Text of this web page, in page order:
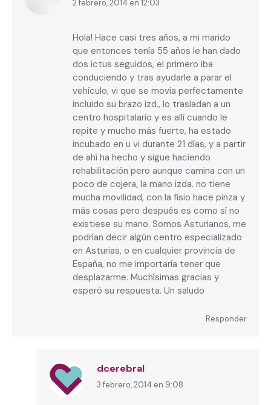
dice:
2 febrero, 2014 en 12:03
Hola! Hace casi tres años, a mi marido
que entonces tenía 55 años le han dado
dos ictus seguidos, el primero iba
conduciendo y tras ayudarle a parar el
vehículo, vi que se movía perfectamente
incluido su brazo izd., lo trasladan a un
centro hospitalario y es allí cuando le
repite y mucho más fuerte, ha estado
incubado en u vi durante 21 días, y a partir
de ahí ha hecho y sigue haciendo
rehabilitación pero aunque camina con un
poco de cojera, la mano izda. no tiene
mucha movilidad, con la físio hace pinza y
más cosas pero después es como sí no
existiese su mano. Somos Asturianos, me
podrían decir algún centro especializado
en Asturias, o en cualquier provincia de
España, no me importaría tener que
desplazarme. Muchísimas gracias y
esperó su respuesta. Un saludo
Responder
dcerebral
dice:
3 febrero, 2014 en 9:08